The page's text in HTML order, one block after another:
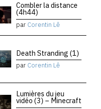
Combler la distance
(4h44)
par Corentin Lê
Death Stranding (1)
par Corentin Lê
Lumières du jeu
vidéo (3) – Minecraft